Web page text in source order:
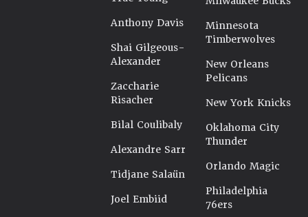
Anthony Davis
Shai Gilgeous-
Alexander
Zaccharie
Risacher
Bilal Coulibaly
Alexandre Sarr
Tidjane Salaün
Joel Embiid
Minnesota
Timberwolves
New Orleans
Pelicans
New York Knicks
Oklahoma City
Thunder
Orlando Magic
Philadelphia
76ers